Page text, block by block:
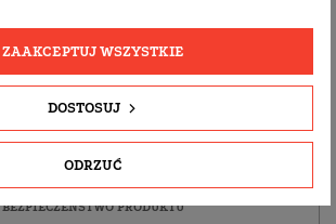
SZCZEGÓŁY PRODUKTU
DOPASOWANIE
BEZPIECZEŃSTWO PRODUKTU
ODRZUĆ
DOSTOSUJ
ZAAKCEPTUJ WSZYSTKIE